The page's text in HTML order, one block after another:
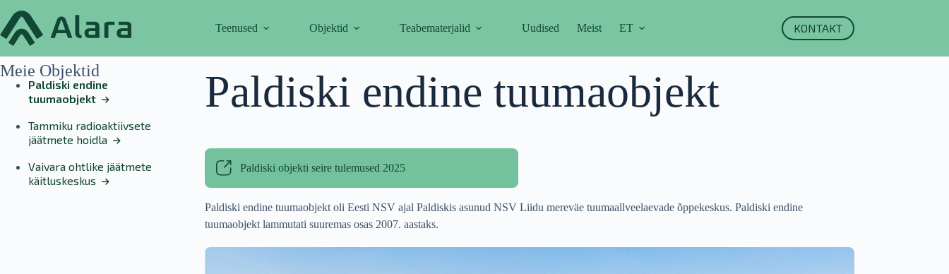
to
content
Teenused Objektid Teabematerjalid Uudised Meist ET KONTAKT
Paldiski endine tuumaobjekt
Paldiski objekti seire tulemused 2025
Paldiski endine tuumaobjekt oli Eesti NSV ajal Paldiskis asunud NSV Liidu mereväe tuumaallveelaevade õppekeskus. Paldiski endine
tuumaobjekt lammutati suuremas osas 2007. aastaks.
Meie Objektid
Paldiski endine
tuumaobjekt
Tammiku radioaktiivsete
jäätmete hoidla
Vaivara ohtlike jäätmete
käitluskeskus